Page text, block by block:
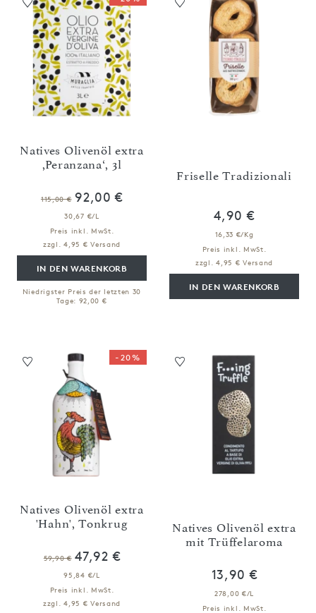
Natives Olivenöl extra
,Peranzana‘, 3l
115,00 € 92,00 €
30,67 €/L
Preis inkl. MwSt.
zzgl. 4,95 € Versand
IN DEN WARENKORB
Niedrigster Preis der letzten 30
Tage: 92,00 €
Friselle Tradizionali
4,90 €
16,33 €/Kg
Preis inkl. MwSt.
zzgl. 4,95 € Versand
IN DEN WARENKORB
Natives Olivenöl extra
'Hahn', Tonkrug
59,90 € 47,92 €
95,84 €/L
Preis inkl. MwSt.
zzgl. 4,95 € Versand
-20%
Natives Olivenöl extra
mit Trüffelaroma
13,90 €
278,00 €/L
Preis inkl. MwSt.